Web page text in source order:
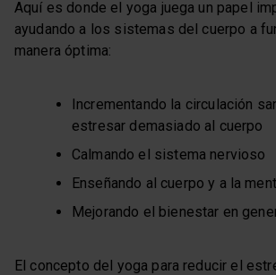
Aquí es donde el yoga juega un papel
ayudando a los sistemas del cuerpo a
manera óptima:
Incrementando la circulación
estresar demasiado al cuerpo
Calmando el sistema nervioso
Enseñando al cuerpo y a la
Mejorando el bienestar en
El concepto del yoga para reducir el